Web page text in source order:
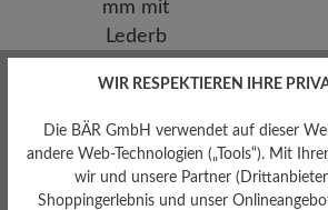
Fußbett
Herausnehmbares Softness-
Fußbett 4 mm mit
Lederbezug
WIR RESPEKTIEREN IHRE
Die BÄR GmbH verwendet auf dieser
andere Web-Technologien („Tools“). Mit
wir und unsere Partner
Shoppingerlebnis und unser